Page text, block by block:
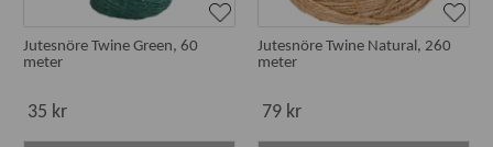
Jutesnöre Twine Green, 60
meter
35 kr
Jutesnöre Twine Natural, 260
meter
79 kr